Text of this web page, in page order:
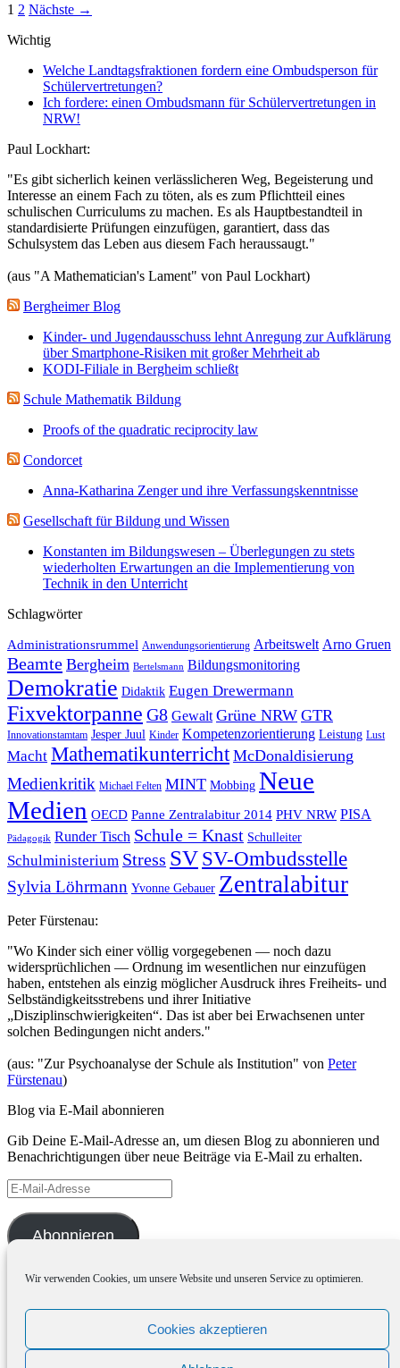
Wir verwenden Cookies, um unsere Website und unseren Service zu optimieren.
Cookies akzeptieren
1 2 Nächste →
Wichtig
Welche Landtagsfraktionen fordern eine Ombudsperson für
Schülervertretungen?
Ich fordere: einen Ombudsmann für Schülervertretungen in
NRW!
Paul Lockhart:
"Es gibt sicherlich keinen verlässlicheren Weg, Begeisterung und
Interesse an einem Fach zu töten, als es zum Pflichtteil eines
schulischen Curriculums zu machen. Es als Hauptbestandteil in
standardisierte Prüfungen einzufügen, garantiert, dass das
Schulsystem das Leben aus diesem Fach heraussaugt."
(aus "A Mathematician's Lament" von Paul Lockhart)
Bergheimer Blog
Kinder- und Jugendausschuss lehnt Anregung zur Aufklärung
über Smartphone-Risiken mit großer Mehrheit ab
KODI-Filiale in Bergheim schließt
Schule Mathematik Bildung
Proofs of the quadratic reciprocity law
Condorcet
Anna-Katharina Zenger und ihre Verfassungskenntnisse
Gesellschaft für Bildung und Wissen
Konstanten im Bildungswesen – Überlegungen zu stets
wiederholten Erwartungen an die Implementierung von
Technik in den Unterricht
Schlagwörter
Administrationsrummel Anwendungsorientierung Arbeitswelt Arno Gruen
Beamte Bergheim Bertelsmann Bildungsmonitoring
Demokratie Didaktik Eugen Drewermann
Fixvektorpanne G8 Gewalt Grüne NRW GTR
Innovationstamtam Jesper Juul Kinder Kompetenzorientierung Leistung Lust
Macht Mathematikunterricht McDonaldisierung
Medienkritik Michael Felten MINT Mobbing Neue
Medien OECD Panne Zentralabitur 2014 PHV NRW PISA
Pädagogik Runder Tisch Schule = Knast Schulleiter
Schulministerium Stress SV SV-Ombudsstelle
Sylvia Löhrmann Yvonne Gebauer Zentralabitur
Peter Fürstenau:
"Wo Kinder sich einer völlig vorgegebenen — noch dazu
widersprüchlichen — Ordnung im wesentlichen nur einzufügen
haben, entstehen als einzig möglicher Ausdruck ihres Freiheits- und
Selbständigkeitsstrebens und ihrer Initiative
„Disziplinschwierigkeiten“. Das ist aber bei Erwachsenen unter
solchen Bedingungen nicht anders."
(aus: "Zur Psychoanalyse der Schule als Institution" von Peter
Fürstenau)
Blog via E-Mail abonnieren
Gib Deine E-Mail-Adresse an, um diesen Blog zu abonnieren und
Benachrichtigungen über neue Beiträge via E-Mail zu erhalten.
E-
Mail-
Adresse
Abonnieren
Archiv
Archiv
Meta